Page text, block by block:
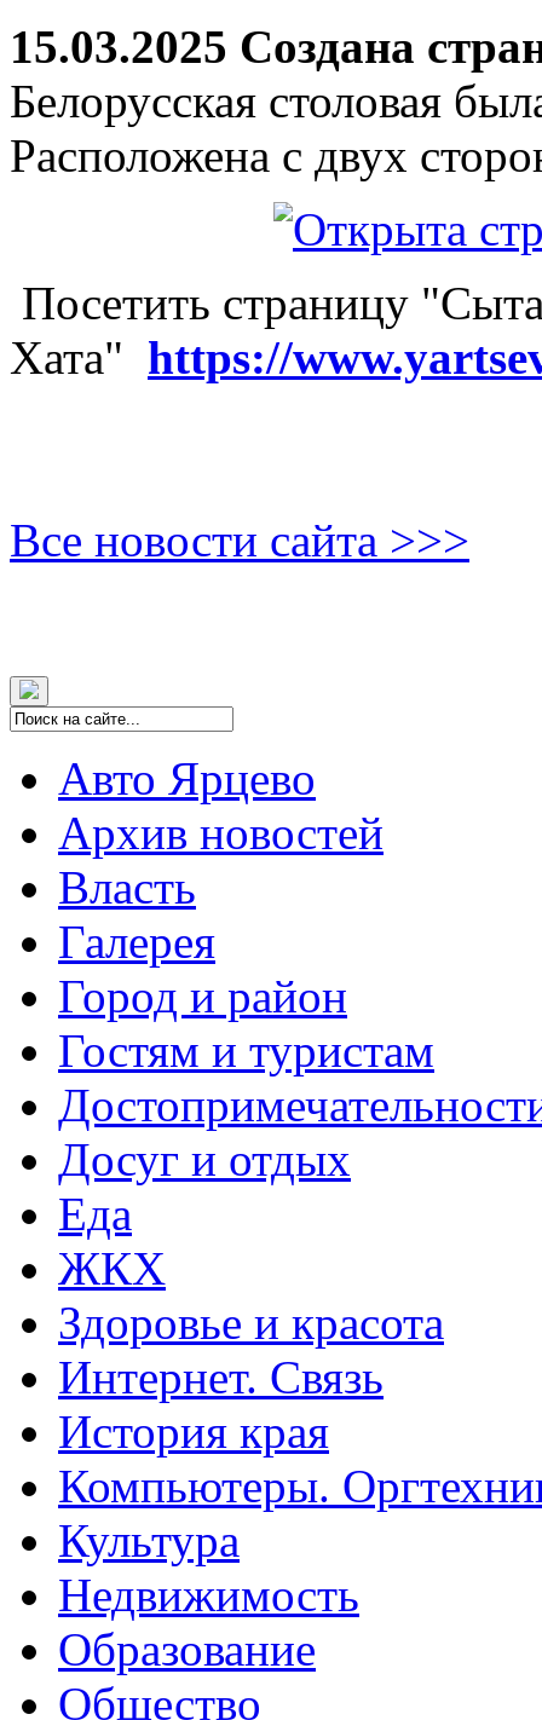
15.03.2025 Создана
Белорусская столовая
Расположена с двух
Посетить страницу
Хата" https://
Все новости сайта >>>
Авто Ярцево
Архив новостей
Власть
Галерея
Город и район
Гостям и туристам
Досуг и отдых
Еда
ЖКХ
Здоровье и красота
Интернет. Связь
История края
Компьютеры.
Культура
Недвижимость
Образование
Общество